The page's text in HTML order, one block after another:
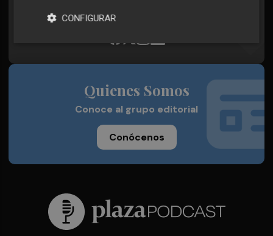
Quienes Somos
Conoce al grupo editorial
Conócenos
CONFIGURAR